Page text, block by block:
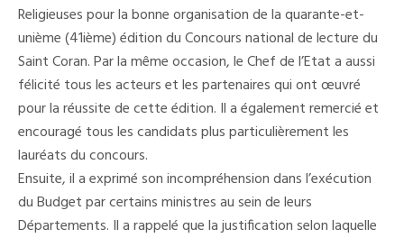
Religieuses pour la bonne organisation de la quarante-et-
unième (41ième) édition du Concours national de lecture du
Saint Coran. Par la même occasion, le Chef de l’Etat a aussi
félicité tous les acteurs et les partenaires qui ont œuvré
pour la réussite de cette édition. Il a également remercié et
encouragé tous les candidats plus particulièrement les
lauréats du concours.
Ensuite, il a exprimé son incompréhension dans l’exécution
du Budget par certains ministres au sein de leurs
Départements. Il a rappelé que la justification selon laquelle